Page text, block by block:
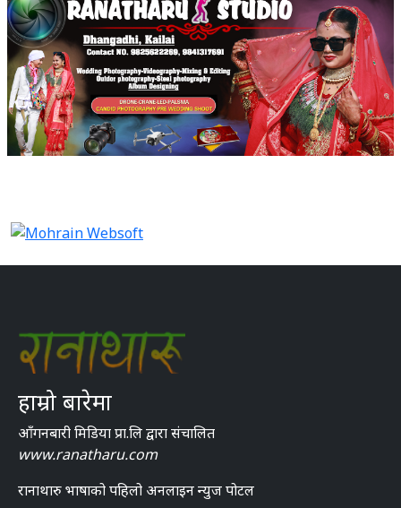
हाम्रो बारेमा
आँगनबारी मिडिया प्रा.लि द्वारा संचालित
www.ranatharu.com
रानाथारु भाषाको पहिलो अनलाइन न्युज पोटल